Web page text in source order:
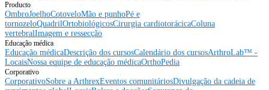
Producto
OmbroJoelhoCotoveloMão e punhoPé e
tornozeloQuadrilOrtobiológicosCirurgia cardiotorácicaColuna
vertebralImagem e ressecção
Educação médica
Educação médicaDescrição dos cursosCalendário dos cursosArthroLab™ -
LocaisNossa equipe de educação médicaOrthoPedia
Corporativo
CorporativoSobre a ArthrexEventos comunitáriosDivulgação da cadeia de